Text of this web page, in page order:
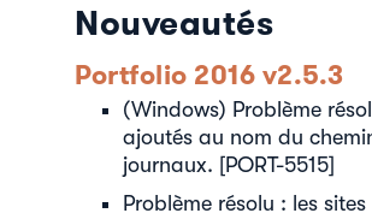
Nouveautés
Portfolio 2016 v2.5.3
(Windows) Problème
ajoutés au nom du
journaux. [PORT-5515]
Problème résolu : les